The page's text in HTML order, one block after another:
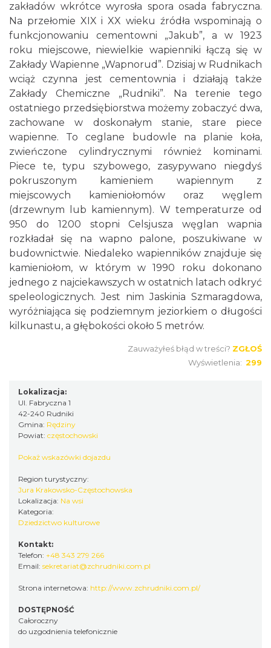
zakładów wkrótce wyrosła spora osada fabryczna.
Na przełomie XIX i XX wieku źródła wspominają o
funkcjonowaniu cementowni „Jakub”, a w 1923
roku miejscowe, niewielkie wapienniki łączą się w
Zakłady Wapienne „Wapnorud”. Dzisiaj w Rudnikach
wciąż czynna jest cementownia i działają także
Zakłady Chemiczne „Rudniki”. Na terenie tego
ostatniego przedsiębiorstwa możemy zobaczyć dwa,
zachowane w doskonałym stanie, stare piece
wapienne. To ceglane budowle na planie koła,
zwieńczone cylindrycznymi również kominami.
Piece te, typu szybowego, zasypywano niegdyś
pokruszonym kamieniem wapiennym z
miejscowych kamieniołomów oraz węglem
(drzewnym lub kamiennym). W temperaturze od
950 do 1200 stopni Celsjusza węglan wapnia
rozkładał się na wapno palone, poszukiwane w
budownictwie. Niedaleko wapienników znajduje się
kamieniołom, w którym w 1990 roku dokonano
jednego z najciekawszych w ostatnich latach odkryć
speleologicznych. Jest nim Jaskinia Szmaragdowa,
wyróżniająca się podziemnym jeziorkiem o długości
kilkunastu, a głębokości około 5 metrów.
Zauważyłeś błąd w treści? ZGŁOŚ
Wyświetlenia: 299
Lokalizacja:
Ul. Fabryczna 1
42-240 Rudniki
Gmina: Rędziny
Powiat: częstochowski
Pokaż wskazówki dojazdu
Region turystyczny:
Jura Krakowsko-Częstochowska
Lokalizacja: Na wsi
Kategoria:
Dziedzictwo kulturowe
Kontakt:
Telefon: +48 343 279 266
Email: sekretariat@zchrudniki.com.pl
Strona internetowa: http://www.zchrudniki.com.pl/
DOSTĘPNOŚĆ
Całoroczny
do uzgodnienia telefonicznie